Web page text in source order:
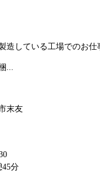
造している工場でのお
...
末友
45分